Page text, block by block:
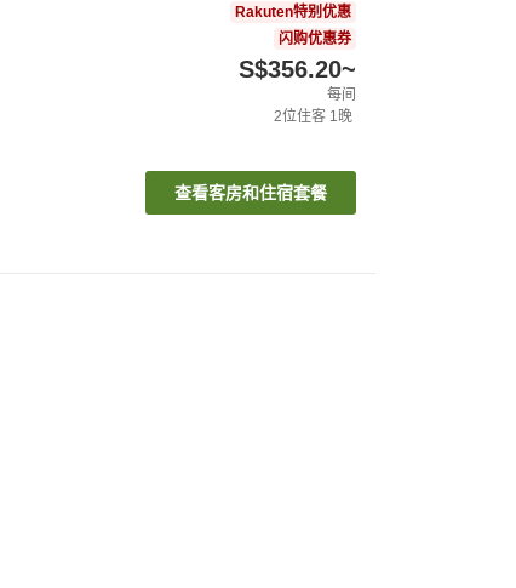
Rakuten特别优惠
闪购优惠券
S$356.20~
每间
2位住客 1 晚
查看客房和住宿套餐